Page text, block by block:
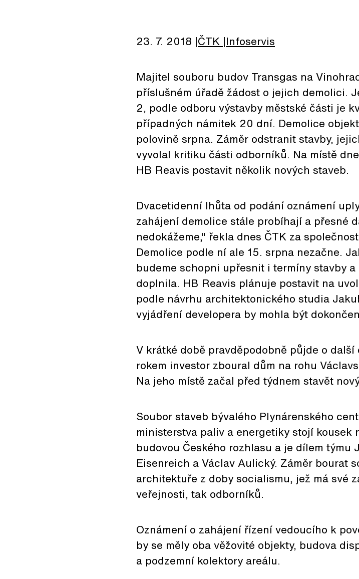
23. 7. 2018 ČTK Infoservis
Majitel souboru budov Transgas na
příslušném úřadě žádost o jejich demolici.
2, podle odboru výstavby městské části je
případných námitek 20 dní. Demolice
polovině srpna. Záměr odstranit stavby,
vyvolal kritiku části odborníků. Na místě
HB Reavis postavit několik nových staveb.
Dvacetidenní lhůta od podání oznámení
zahájení demolice stále probíhají a přesné
nedokážeme," řekla dnes ČTK za
Demolice podle ní ale 15. srpna nezačne.
budeme schopni upřesnit i termíny stavby
doplnila. HB Reavis plánuje postavit na
podle návrhu architektonického studia
vyjádření developera by mohla být
V krátké době pravděpodobně půjde o
rokem investor zboural dům na rohu
Na jeho místě začal před týdnem stavět
Soubor staveb bývalého Plynárenského
ministerstva paliv a energetiky stojí kousek
budovou Českého rozhlasu a je dílem
Eisenreich a Václav Aulický. Záměr bourat
architektuře z doby socialismu, jež má své
veřejnosti, tak odborníků.
Oznámení o zahájení řízení vedoucího k
by se měly oba věžovité objekty, budova
a podzemní kolektory areálu.